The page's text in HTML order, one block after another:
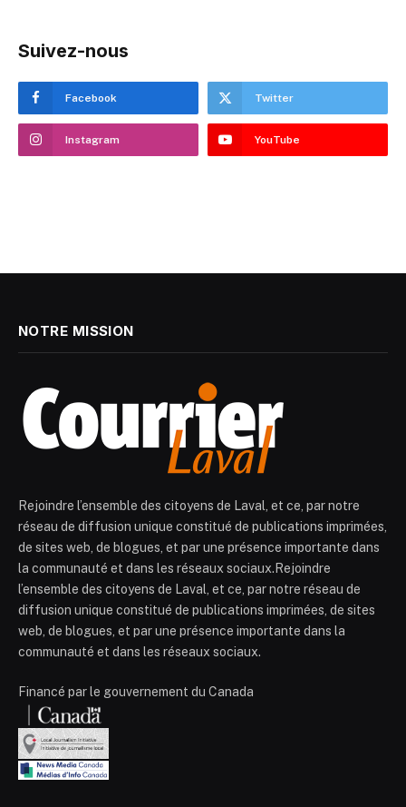
Suivez-nous
Facebook Twitter
Instagram YouTube
NOTRE MISSION
Rejoindre l’ensemble des citoyens de Laval, et ce, par notre
réseau de diffusion unique constitué de publications imprimées,
de sites web, de blogues, et par une présence importante dans
la communauté et dans les réseaux sociaux.Rejoindre
l’ensemble des citoyens de Laval, et ce, par notre réseau de
diffusion unique constitué de publications imprimées, de sites
web, de blogues, et par une présence importante dans la
communauté et dans les réseaux sociaux.
Financé par le gouvernement du Canada